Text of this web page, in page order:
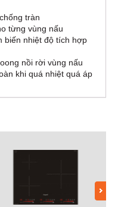
tràn
từng vùng nấu
biến nhiệt độ tích hợp
nồi rời vùng nấu
khi quá nhiệt quá áp